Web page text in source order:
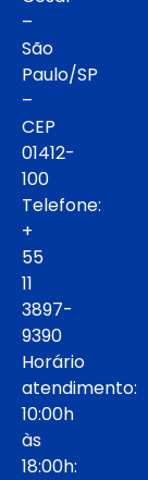
–
São
Paulo/SP
–
CEP
01412-
100
Telefone:
+
55
11
3897-
9390
Horário
atendimento:
10:00h
às
18:00h: